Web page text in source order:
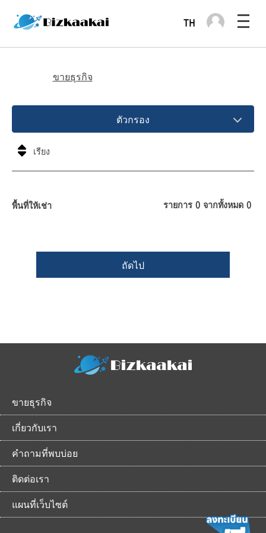
ขายธุรกิจ
ตัวกรอง
พื้นที่ให้เช่า รายการ 0 จากทั้งหมด 0
ถัดไป
ขายธุรกิจ
เกี่ยวกับเรา
คำถามที่พบบ่อย
ติดต่อเรา
แผนที่เว็บไซต์